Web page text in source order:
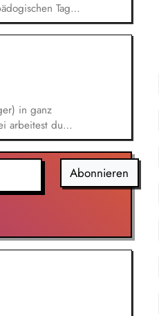
Tagen
Die inhaltlichen
in ganz
arbeitest du
in einem
uns auf
aktiv dazu bei,Abonnieren